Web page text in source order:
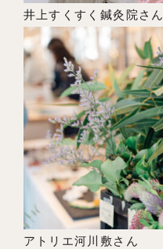
井上すくすく鍼灸院さん
アトリエ河川敷さん